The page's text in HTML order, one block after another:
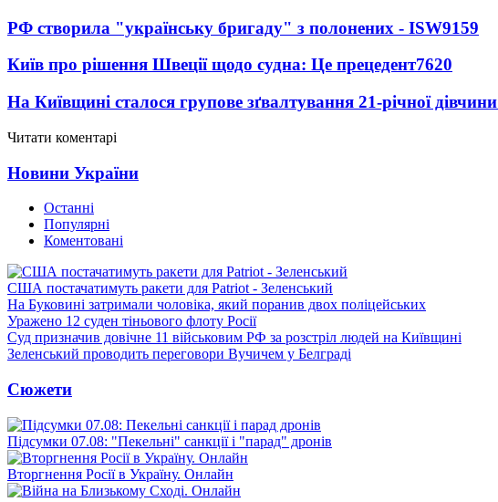
РФ створила "українську бригаду" з полонених - ISW9159
Київ про рішення Швеції щодо судна: Це прецедент7620
На Київщині сталося групове зґвалтування 21-річної дівчини
Читати коментарі
Новини України
Останні
Популярні
Коментовані
США постачатимуть ракети для Patriot - Зеленський
На Буковині затримали чоловіка, який поранив двох поліцейських
Уражено 12 суден тіньового флоту Росії
Суд призначив довічне 11 військовим РФ за розстріл людей на Київщині
Зеленський проводить переговори Вучичем у Белграді
Сюжети
Підсумки 07.08: "Пекельні" санкції і "парад" дронів
Вторгнення Росії в Україну. Онлайн